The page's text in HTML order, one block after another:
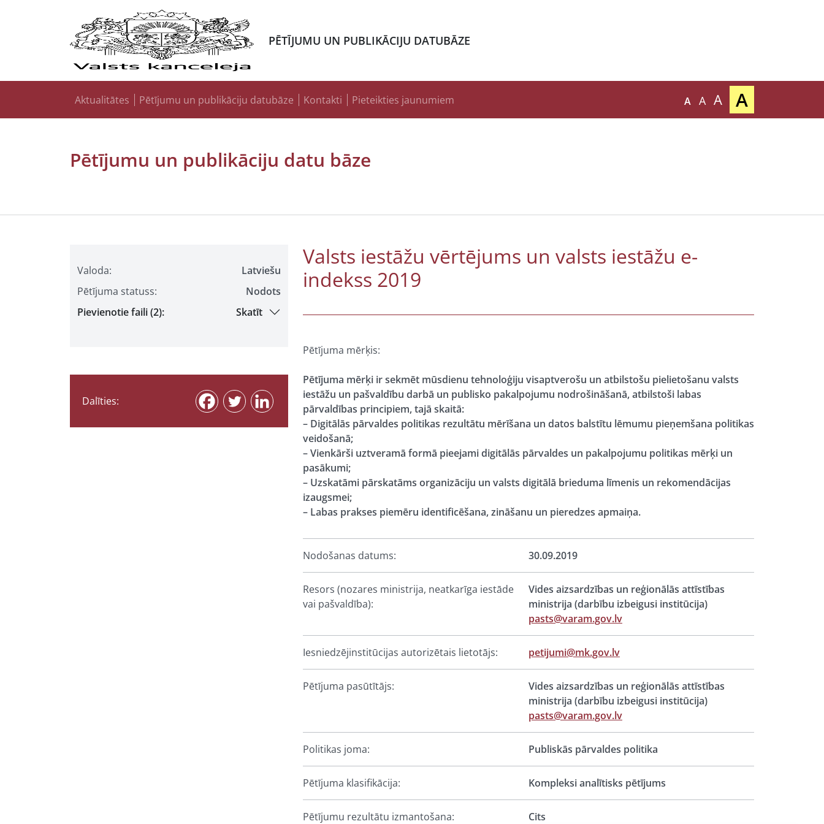
PĒTĪJUMU UN PUBLIKĀCIJU DATUBĀZE
Aktualitātes Pētījumu un publikāciju datubāze Kontakti Pieteikties jaunumiem A A A A
Pētījumu un publikāciju datu bāze
Valoda:
Latviešu
Pētījuma statuss:
Nodots
Pievienotie faili (2):
Skatīt
Dalīties:
Valsts iestāžu vērtējums un valsts iestāžu e-
indekss 2019
Pētījuma mērķis:
Pētījuma mērķi ir sekmēt mūsdienu tehnoloģiju visaptverošu un atbilstošu pielietošanu valsts
iestāžu un pašvaldību darbā un publisko pakalpojumu nodrošināšanā, atbilstoši labas
pārvaldības principiem, tajā skaitā:
– Digitālās pārvaldes politikas rezultātu mērīšana un datos balstītu lēmumu pieņemšana politikas
veidošanā;
– Vienkārši uztveramā formā pieejami digitālās pārvaldes un pakalpojumu politikas mērķi un
pasākumi;
– Uzskatāmi pārskatāms organizāciju un valsts digitālā brieduma līmenis un rekomendācijas
izaugsmei;
– Labas prakses piemēru identificēšana, zināšanu un pieredzes apmaiņa.
Nodošanas datums: 30.09.2019
Resors (nozares ministrija, neatkarīga iestāde
vai pašvaldība):
Vides aizsardzības un reģionālās attīstības
ministrija (darbību izbeigusi institūcija)
pasts@varam.gov.lv
Iesniedzējinstitūcijas autorizētais lietotājs: petijumi@mk.gov.lv
Pētījuma pasūtītājs:
Vides aizsardzības un reģionālās attīstības
ministrija (darbību izbeigusi institūcija)
pasts@varam.gov.lv
Politikas joma: Publiskās pārvaldes politika
Pētījuma klasifikācija: Kompleksi analītisks pētījums
Pētījumu rezultātu izmantošana: Cits